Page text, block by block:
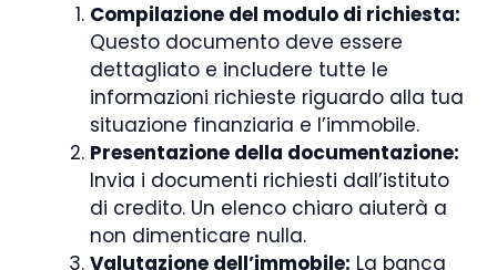
Compilazione del modulo di richiesta:
Questo documento deve essere
dettagliato e includere tutte le
informazioni richieste riguardo alla tua
situazione finanziaria e l’immobile.
Presentazione della documentazione:
Invia i documenti richiesti dall’istituto
di credito. Un elenco chiaro aiuterà a
non dimenticare nulla.
Valutazione dell’immobile: La banca